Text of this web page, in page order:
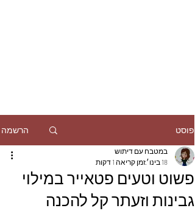
פוסט הרשמה
פשוט וטעים פטאייר במילוי
גבינות וזעתר קל להכנה
במטבח עם דיתוש
18 בינו׳
זמן קריאה 1 דקות